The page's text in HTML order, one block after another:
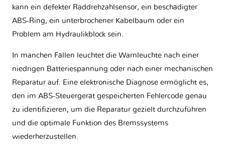
kann ein defekter Raddrehzahlsensor, ein beschädigter
ABS-Ring, ein unterbrochener Kabelbaum oder ein
Problem am Hydraulikblock sein.
In manchen Fällen leuchtet die Warnleuchte nach einer
niedrigen Batteriespannung oder nach einer mechanischen
Reparatur auf. Eine elektronische Diagnose ermöglicht es,
den im ABS-Steuergerät gespeicherten Fehlercode genau
zu identifizieren, um die Reparatur gezielt durchzuführen
und die optimale Funktion des Bremssystems
wiederherzustellen.